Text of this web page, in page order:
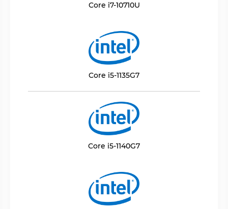
Core i7-10710U
Core i5-1135G7
Core i5-1140G7